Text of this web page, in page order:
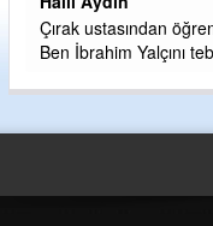
kısmet bağlamayı...
ediyorum.